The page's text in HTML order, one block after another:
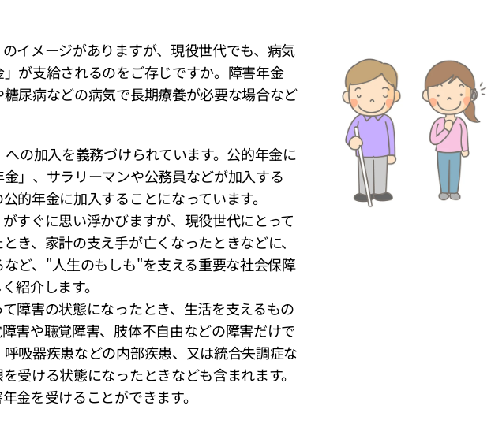
イメージがありますが、現役世代でも、病気
が支給されるのをご存じですか。障害年金
尿病などの病気で長期療養が必要な場合など
の加入を義務づけられています。公的年金に
」、サラリーマンや公務員などが加入する
的年金に加入することになっています。
すぐに思い浮かびますが、現役世代にとって
き、家計の支え手が亡くなったときなどに、
ど、"人生のもしも"を支える重要な社会保障
紹介します。
障害の状態になったとき、生活を支えるもの
害や聴覚障害、肢体不自由などの障害だけで
吸器疾患などの内部疾患、又は統合失調症な
受ける状態になったときなども含まれます。
金を受けることができます。